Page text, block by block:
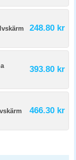
248.80 kr
393.80 kr
466.30 kr